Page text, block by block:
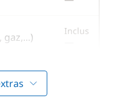
Inclus